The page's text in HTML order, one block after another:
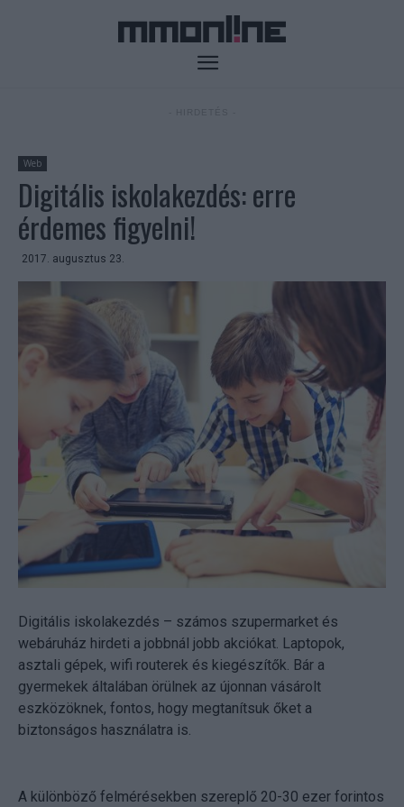
Web
Digitális iskolakezdés: erre
érdemes figyelni!
2017. augusztus 23.
Digitális iskolakezdés – számos szupermarket és
webáruház hirdeti a jobbnál jobb akciókat. Laptopok,
asztali gépek, wifi routerek és kiegészítők. Bár a
gyermekek általában örülnek az újonnan vásárolt
eszközöknek, fontos, hogy megtanítsuk őket a
biztonságos használatra is.
A különböző felmérésekben szereplő 20-30 ezer forintos